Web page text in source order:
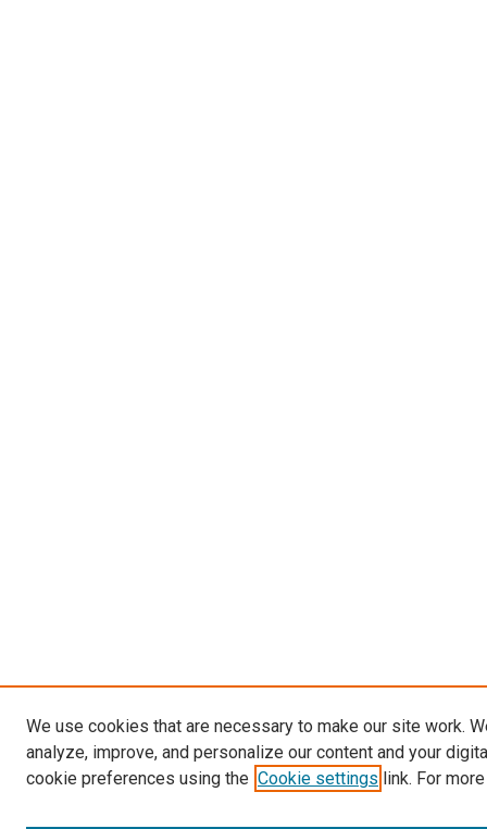
We use cookies that are necessary to make our site work.
analyze, improve, and personalize our content and your
cookie preferences using the Cookie settings link. For